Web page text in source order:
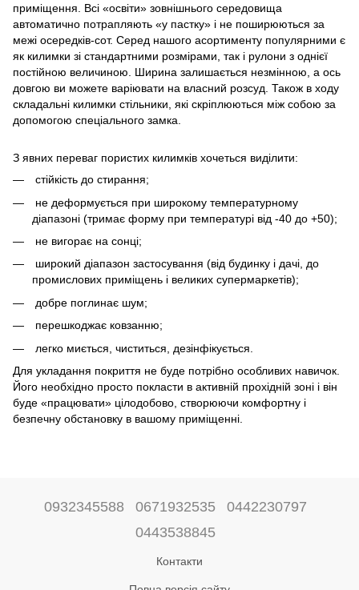
приміщення. Всі «освіти» зовнішнього середовища
автоматично потрапляють «у пастку» і не поширюються за
межі осередків-сот. Серед нашого асортименту популярними є
як килимки зі стандартними розмірами, так і рулони з однієї
постійною величиною. Ширина залишається незмінною, а ось
довгою ви можете варіювати на власний розсуд. Також в ходу
складальні килимки стільники, які скріплюються між собою за
допомогою спеціального замка.
З явних переваг пористих килимків хочеться виділити:
стійкість до стирання;
не деформується при широкому температурному
діапазоні (тримає форму при температурі від -40 до +50);
не вигорає на сонці;
широкий діапазон застосування (від будинку і дачі, до
промислових приміщень і великих супермаркетів);
добре поглинає шум;
перешкоджає ковзанню;
легко миється, чиститься, дезінфікується.
Для укладання покриття не буде потрібно особливих навичок.
Його необхідно просто покласти в активній прохідній зоні і він
буде «працювати» цілодобово, створюючи комфортну і
безпечну обстановку в вашому приміщенні.
0932345588 0671932535
0442230797
0443538845
Контакти